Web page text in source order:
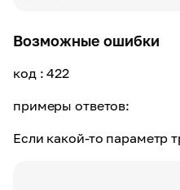
Возможные ошибки
код: 422
примеры ответов:
Если какой-то параметр